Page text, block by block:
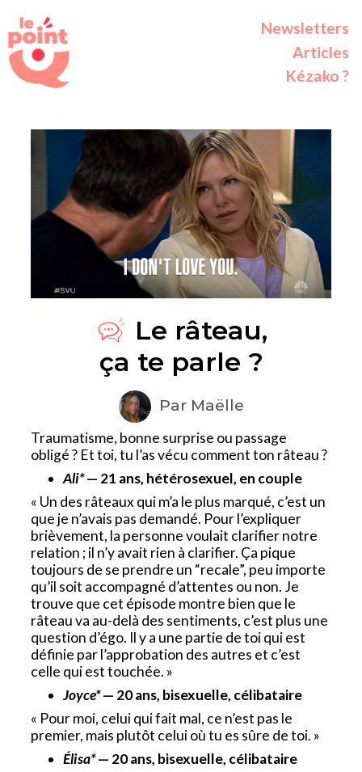
Newsletters
Articles
Kézako ?
Le râteau,
ça te parle ?
Par Maëlle
Traumatisme, bonne surprise ou passage
obligé ? Et toi, tu l’as vécu comment ton râteau ?
Ali*— 21 ans, hétérosexuel, en couple
« Un des râteaux qui m’a le plus marqué, c’est un
que je n’avais pas demandé. Pour l’expliquer
brièvement, la personne voulait clarifier notre
relation ; il n’y avait rien à clarifier. Ça pique
toujours de se prendre un “recale”, peu importe
qu’il soit accompagné d’attentes ou non. Je
trouve que cet épisode montre bien que le
râteau va au-delà des sentiments, c’est plus une
question d’égo. Il y a une partie de toi qui est
définie par l’approbation des autres et c’est
celle qui est touchée. »
Joyce*— 20 ans, bisexuelle, célibataire
« Pour moi, celui qui fait mal, ce n’est pas le
premier, mais plutôt celui où tu es sûre de toi. »
Élisa*— 20 ans, bisexuelle, célibataire